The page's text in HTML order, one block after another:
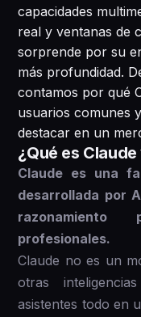
capacidades
real y ventanas de
sorprende por su
más profundidad.
contamos por qué
usuarios comunes
destacar en un
¿Qué es
Claude es una
desarrollada por
razonamiento
profesionales.
Claude no es un
otras
asistentes todo en